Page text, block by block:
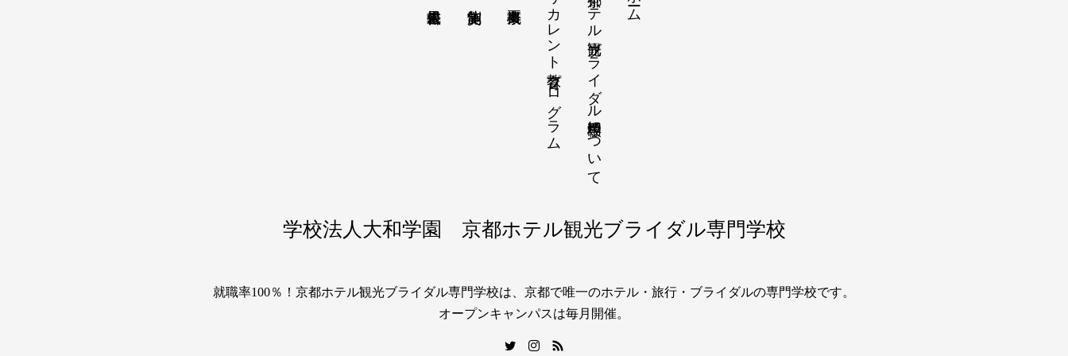
京都ホテル観光ブライダル専門学校について
リカレント教育プログラム
学校法人大和学園 京都ホテル観光ブライダル専門学校
就職率100％！京都ホテル観光ブライダル専門学校は、京都で唯一のホテル・旅行・ブライダルの専門学校です。
オープンキャンパスは毎月開催。